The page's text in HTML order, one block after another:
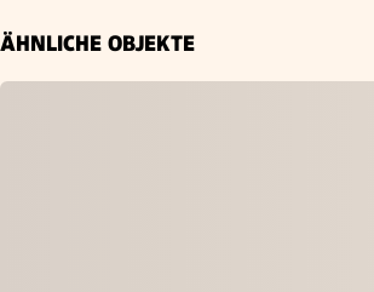
ÄHNLICHE OBJEKTE